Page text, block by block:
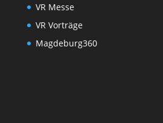
VR Messe
VR Vorträge
Magdeburg360